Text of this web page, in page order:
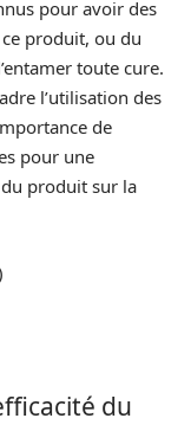
pour avoir des
produit, ou du
toute cure.
l’utilisation des
de
pour une
produit sur la
du